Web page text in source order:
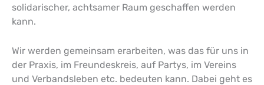
solidarischer, achtsamer Raum geschaffen werden
kann.
Wir werden gemeinsam erarbeiten, was das für uns in
der Praxis, im Freundeskreis, auf Partys, im Vereins
und Verbandsleben etc. bedeuten kann. Dabei geht es